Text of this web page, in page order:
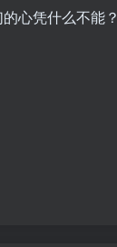
心凭什么不能？